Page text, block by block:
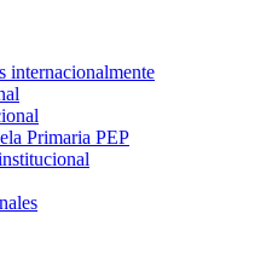
internacionalmente
Primaria PEP